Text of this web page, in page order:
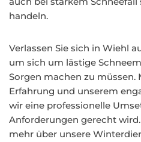
handeln.
Verlassen Sie sich in Wiehl
um sich um lästige
Sorgen machen zu müssen.
Erfahrung und unserem
wir eine professionelle
Anforderungen gerecht
mehr über unsere